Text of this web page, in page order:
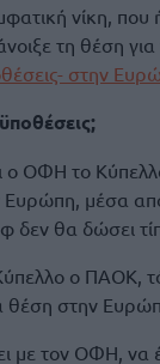
νίκη,
τη θέση
στην
ο ΟΦΗ το
Ευρώπη, μέσα
δεν θα δώσει
ο ΠΑΟΚ,
θέση στην
με τον ΟΦΗ, να